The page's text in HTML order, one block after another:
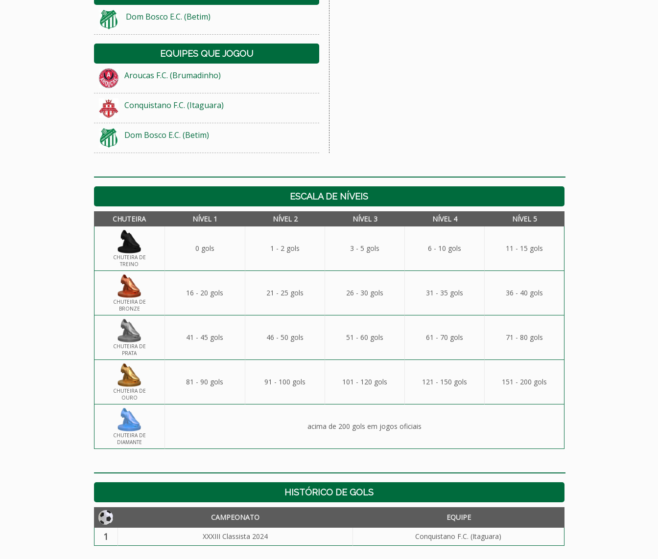
Dom Bosco E.C. (Betim)
EQUIPES QUE JOGOU
Aroucas F.C. (Brumadinho)
Conquistano F.C. (Itaguara)
Dom Bosco E.C. (Betim)
ESCALA DE NÍVEIS
CHUTEIRA NÍVEL 1 NÍVEL 2 NÍVEL 3 NÍVEL 4 NÍVEL 5
CHUTEIRA DE
TREINO
0 gols 1 - 2 gols 3 - 5 gols 6 - 10 gols 11 - 15 gols
CHUTEIRA DE
BRONZE
16 - 20 gols 21 - 25 gols 26 - 30 gols 31 - 35 gols 36 - 40 gols
CHUTEIRA DE
PRATA
41 - 45 gols 46 - 50 gols 51 - 60 gols 61 - 70 gols 71 - 80 gols
CHUTEIRA DE
OURO
81 - 90 gols 91 - 100 gols 101 - 120 gols 121 - 150 gols 151 - 200 gols
CHUTEIRA DE
DIAMANTE
acima de 200 gols em jogos oficiais
HISTÓRICO DE GOLS
CAMPEONATO EQUIPE
1 XXXIII Classista 2024 Conquistano F.C. (Itaguara)